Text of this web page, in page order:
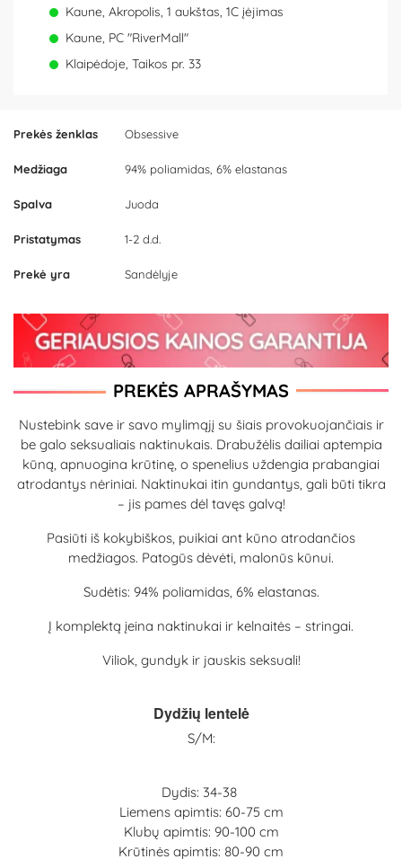
Prekės ženklas Obsessive
Medžiaga 94% poliamidas, 6% elastanas
Spalva Juoda
Pristatymas 1-2 d.d.
Prekė yra Sandėlyje
Kaune, Akropolis, 1 aukštas, 1C įėjimas
Kaune, PC "RiverMall"
Klaipėdoje, Taikos pr. 33
PREKĖS APRAŠYMAS
Nustebink save ir savo mylimąjį su šiais provokuojančiais ir
be galo seksualiais naktinukais. Drabužėlis dailiai aptempia
kūną, apnuogina krūtinę, o spenelius uždengia prabangiai
atrodantys nėriniai. Naktinukai itin gundantys, gali būti tikra
– jis pames dėl tavęs galvą!
Pasiūti iš kokybiškos, puikiai ant kūno atrodančios
medžiagos. Patogūs dėvėti, malonūs kūnui.
Sudėtis: 94% poliamidas, 6% elastanas.
Į komplektą įeina naktinukai ir kelnaitės – stringai.
Viliok, gundyk ir jauskis seksuali!
Dydžių lentelė
S/M:
Dydis: 34-38
Liemens apimtis: 60-75 cm
Klubų apimtis: 90-100 cm
Krūtinės apimtis: 80-90 cm